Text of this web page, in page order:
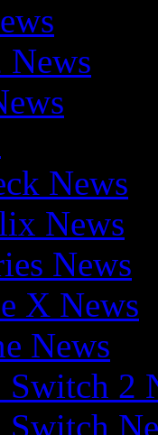
News
News
News
News
X News
News
2